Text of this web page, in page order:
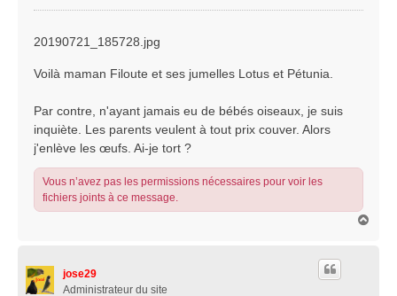
e
s
g
20190721_185728.jpg
Voilà maman Filoute et ses jumelles Lotus et Pétunia.
Par contre, n'ayant jamais eu de bébés oiseaux, je suis
inquiète. Les parents veulent à tout prix couver. Alors
j'enlève les œufs. Ai-je tort ?
Vous n’avez pas les permissions nécessaires pour voir les
fichiers joints à ce message.
jose29
Administrateur du site